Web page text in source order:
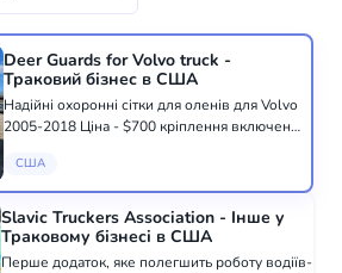
Deer Guards for Volvo truck -
Траковий бізнес в США
Надійні охоронні сітки для оленів для Volvo
2005-2018 Ціна - $700 кріплення включені!
нержавіюча сталь. Знаходиться у Вест-
Чикаго, Іллінойс Телефонуйте за номеро...
США
Slavic Truckers Association - Інше у
Траковому бізнесі в США
Перше додаток, яке полегшить роботу водіїв-